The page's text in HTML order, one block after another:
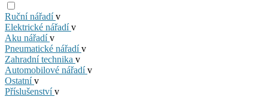
Ruční nářadív
Elektrické nářadív
Aku nářadív
Pneumatické nářadív
Zahradní technika v
Automobilové nářadív
Ostatnív
Příslušenstvív